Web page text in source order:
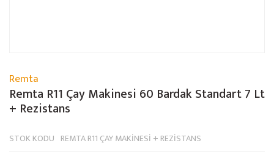
Remta
Remta R11 Çay Makinesi 60 Bardak Standart 7 Lt
+ Rezistans
STOK KODU REMTA R11 ÇAY MAKİNESİ + REZİSTANS